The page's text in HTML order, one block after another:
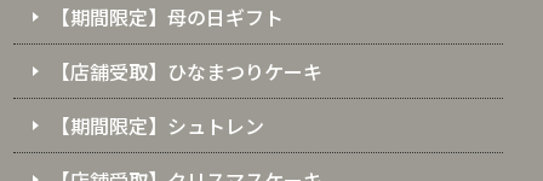
【期間限定】母の日ギフト
【店舗受取】ひなまつりケーキ
【期間限定】シュトレン